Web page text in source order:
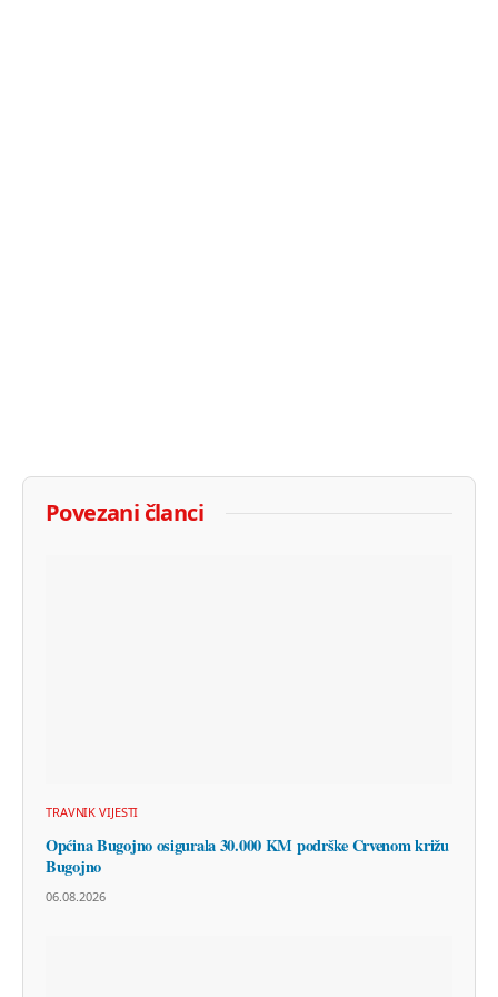
Povezani članci
TRAVNIK VIJESTI
Općina Bugojno osigurala 30.000 KM podrške Crvenom križu
Bugojno
06.08.2026